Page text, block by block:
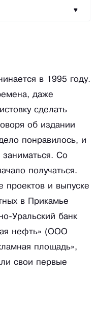
в 1995 году.
даже
сделать
об издании
понравилось, и
Со
получаться.
проектов и выпуске
в Прикамье
Уральский банк
нефть» (ООО
площадь»,
свои первые